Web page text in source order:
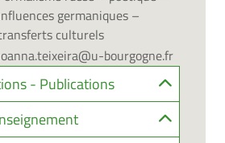
germaniques –
culturels
bourgogne.fr
- Publications